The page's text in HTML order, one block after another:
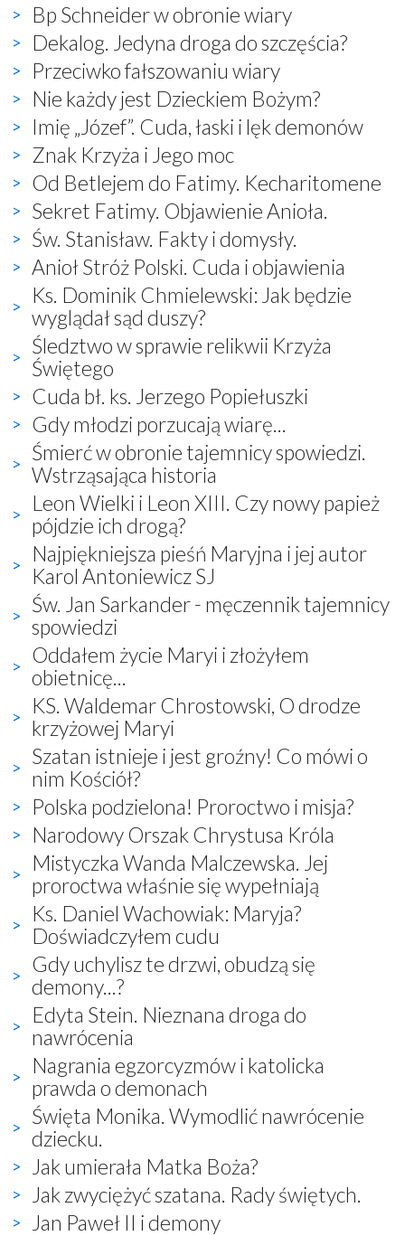
Bp Schneider w obronie wiary
Dekalog. Jedyna droga do szczęścia?
Przeciwko fałszowaniu wiary
Nie każdy jest Dzieckiem Bożym?
Imię „Józef”. Cuda, łaski i lęk demonów
Znak Krzyża i Jego moc
Od Betlejem do Fatimy. Kecharitomene
Sekret Fatimy. Objawienie Anioła.
Św. Stanisław. Fakty i domysły.
Anioł Stróż Polski. Cuda i objawienia
Ks. Dominik Chmielewski: Jak będzie
wyglądał sąd duszy?
Śledztwo w sprawie relikwii Krzyża
Świętego
Cuda bł. ks. Jerzego Popiełuszki
Gdy młodzi porzucają wiarę...
Śmierć w obronie tajemnicy spowiedzi.
Wstrząsająca historia
Leon Wielki i Leon XIII. Czy nowy papież
pójdzie ich drogą?
Najpiękniejsza pieśń Maryjna i jej autor
Karol Antoniewicz SJ
Św. Jan Sarkander - męczennik tajemnicy
spowiedzi
Oddałem życie Maryi i złożyłem
obietnicę...
KS. Waldemar Chrostowski, O drodze
krzyżowej Maryi
Szatan istnieje i jest groźny! Co mówi o
nim Kościół?
Polska podzielona! Proroctwo i misja?
Narodowy Orszak Chrystusa Króla
Mistyczka Wanda Malczewska. Jej
proroctwa właśnie się wypełniają
Ks. Daniel Wachowiak: Maryja?
Doświadczyłem cudu
Gdy uchylisz te drzwi, obudzą się
demony...?
Edyta Stein. Nieznana droga do
nawrócenia
Nagrania egzorcyzmów i katolicka
prawda o demonach
Święta Monika. Wymodlić nawrócenie
dziecku.
Jak umierała Matka Boża?
Jak zwyciężyć szatana. Rady świętych.
Jan Paweł II i demony